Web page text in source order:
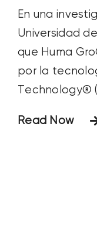
En una
Universidad
que Huma
por la
Technology®
la producción
Read Now